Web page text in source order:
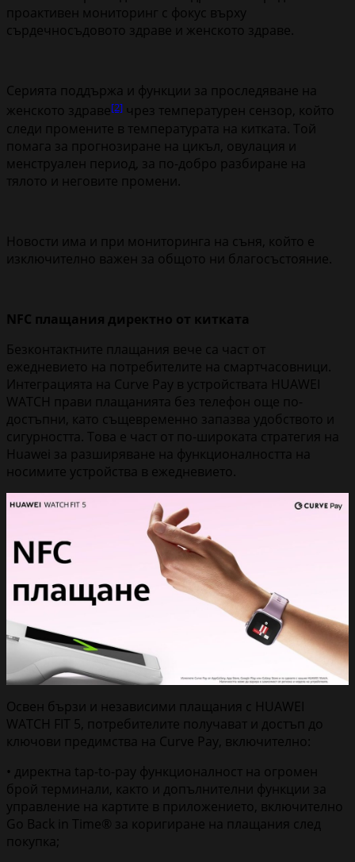
проактивен мониторинг с фокус върху
сърдечносъдовото здраве и женското здраве.
Серията поддържа и функции за проследяване на
женското здраве[2] чрез температурен сензор, който
следи промените в температурата на китката. Той
помага за прогнозиране на цикъл, овулация и
менструален период, за по-добро разбиране на
тялото и неговите промени.
Новости има и при мониторинга на съня, който е
изключително важен за общото ни благосъстояние.
NFC плащания директно от китката
Безконтактните плащания вече са част от
ежедневието на потребителите на смартчасовници.
Интеграцията на Curve Pay в устройствата HUAWEI
WATCH прави плащанията без телефон още по-
достъпни, като същевременно запазва удобството и
сигурността. Това е част от по-широката стратегия на
Huawei за разширяване на функционалността на
носимите устройства в ежедневието.
Освен бързи и независими плащания с HUAWEI
WATCH FIT 5, потребителите получават и достъп до
ключови предимства на Curve Pay, включително:
• директна tap-to-pay функционалност на огромен
брой терминали, както и допълнителни функции за
управление на картите в приложението, включително
Go Back in Time® за коригиране на плащания след
покупка;